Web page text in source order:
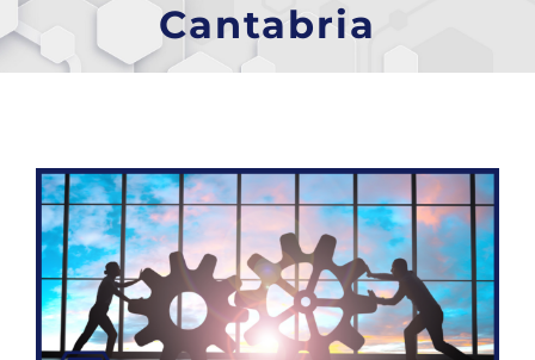
Cantabria
Ver
imagen
más
grande